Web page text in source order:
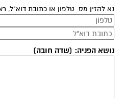
נא להזין מס. טלפון או כתובת דוא"ל,
נושא הפניה: (שדה חובה)